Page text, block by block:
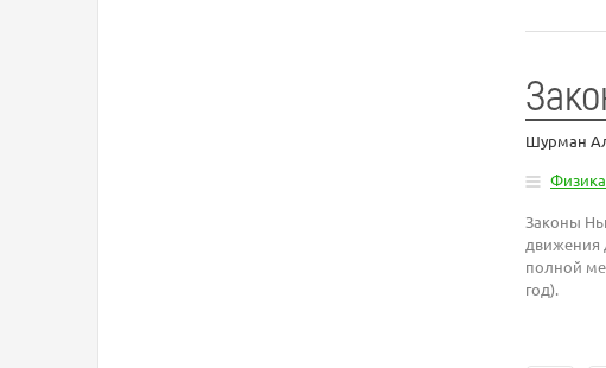
Шурман
Физика
Законы
движения
полной
год).